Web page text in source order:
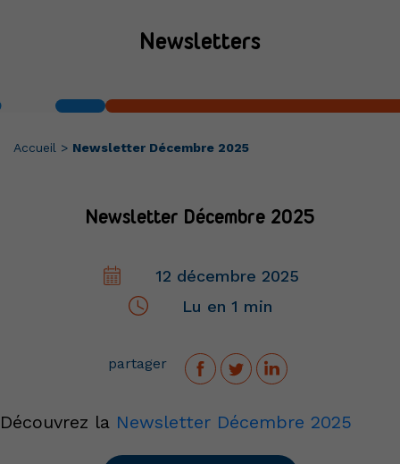
Newsletters
Accueil > Newsletter Décembre 2025
Newsletter Décembre 2025
12 décembre 2025
Lu en 1 min
partager
Découvrez la Newsletter Décembre 2025